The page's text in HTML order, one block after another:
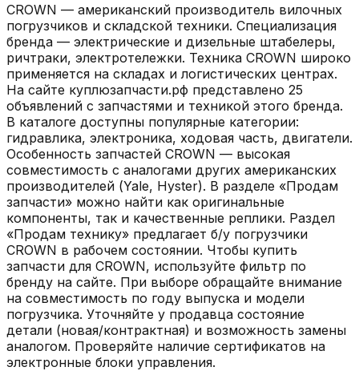
CROWN — американский производитель вилочных
погрузчиков и складской техники. Специализация
бренда — электрические и дизельные штабелеры,
ричтраки, электротележки. Техника CROWN широко
применяется на складах и логистических центрах.
На сайте куплюзапчасти.рф представлено 25
объявлений с запчастями и техникой этого бренда.
В каталоге доступны популярные категории:
гидравлика, электроника, ходовая часть, двигатели.
Особенность запчастей CROWN — высокая
совместимость с аналогами других американских
производителей (Yale, Hyster). В разделе «Продам
запчасти» можно найти как оригинальные
компоненты, так и качественные реплики. Раздел
«Продам технику» предлагает б/у погрузчики
CROWN в рабочем состоянии. Чтобы купить
запчасти для CROWN, используйте фильтр по
бренду на сайте. При выборе обращайте внимание
на совместимость по году выпуска и модели
погрузчика. Уточняйте у продавца состояние
детали (новая/контрактная) и возможность замены
аналогом. Проверяйте наличие сертификатов на
электронные блоки управления.